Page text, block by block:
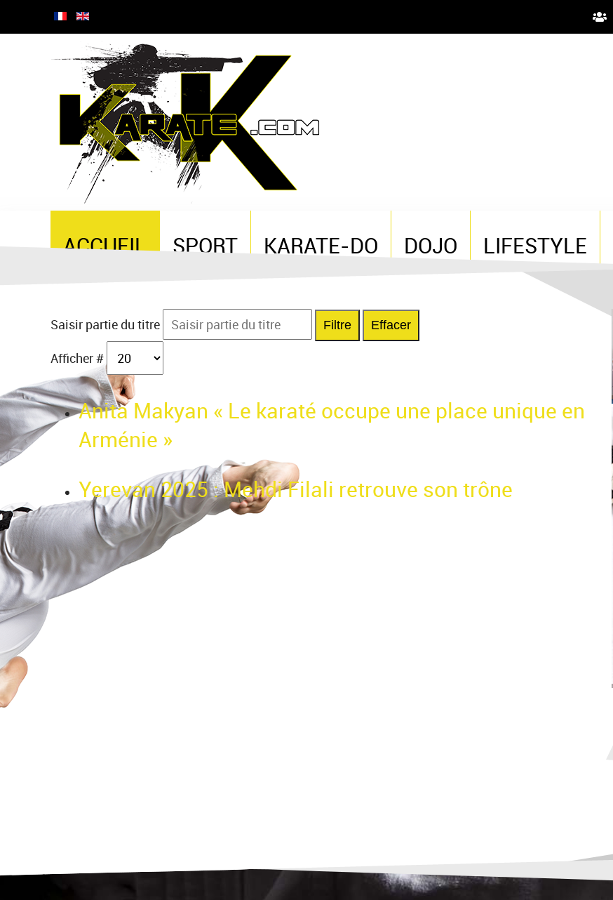
ACCUEIL SPORT KARATE-DO DOJO LIFESTYLE
Saisir partie du titre Filtre Effacer
Afficher #
Anita Makyan « Le karaté occupe une place unique en
Arménie »
Yerevan 2025 : Mehdi Filali retrouve son trône